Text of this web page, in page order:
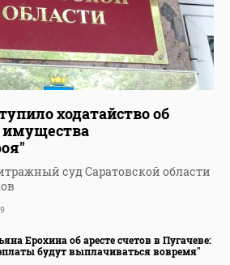
ходатайство об
имущества
суд Саратовской области
Ерохина об аресте счетов в Пугачеве:
будут выплачиваться вовремя"